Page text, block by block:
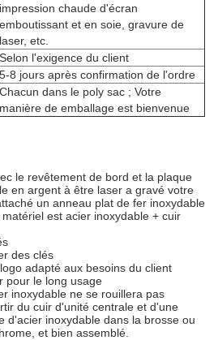
impression chaude d'écran
emboutissant et en soie, gravure de
laser, etc.
Selon l'exigence du client
5-8 jours après confirmation de l'ordre
Chacun dans le poly sac ; Votre
manière de emballage est bienvenue
le revêtement de bord et la plaque
en argent à être laser a gravé votre
un anneau plat de fer inoxydable
est acier inoxydable + cuir
des clés
adapté aux besoins du client
pour le long usage
inoxydable ne se rouillera pas
du cuir d'unité centrale et d'une
d'acier inoxydable dans la brosse ou
et bien assemblé.